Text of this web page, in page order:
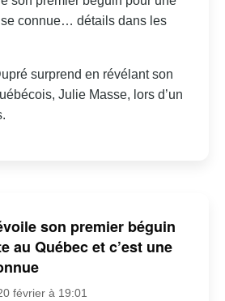
connue… détails dans les
surprend en révélant son
Julie Masse, lors d’un
son premier béguin
au Québec et c’est une
février à 19:01